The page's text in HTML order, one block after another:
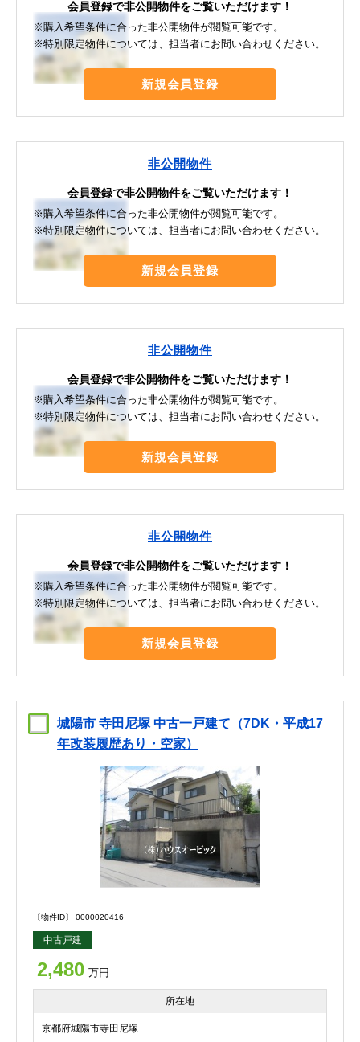
会員登録で非公開物件をご覧いただけます！
※購入希望条件に合った非公開物件が閲覧可能です。
※特別限定物件については、担当者にお問い合わせください。
新規会員登録
非公開物件
会員登録で非公開物件をご覧いただけます！
※購入希望条件に合った非公開物件が閲覧可能です。
※特別限定物件については、担当者にお問い合わせください。
新規会員登録
非公開物件
会員登録で非公開物件をご覧いただけます！
※購入希望条件に合った非公開物件が閲覧可能です。
※特別限定物件については、担当者にお問い合わせください。
新規会員登録
非公開物件
会員登録で非公開物件をご覧いただけます！
※購入希望条件に合った非公開物件が閲覧可能です。
※特別限定物件については、担当者にお問い合わせください。
新規会員登録
城陽市 寺田尼塚 中古一戸建て（7DK・平成17
年改装履歴あり・空家）
〔物件ID〕 0000020416
中古戸建
2,480 万円
所在地
京都府城陽市寺田尼塚